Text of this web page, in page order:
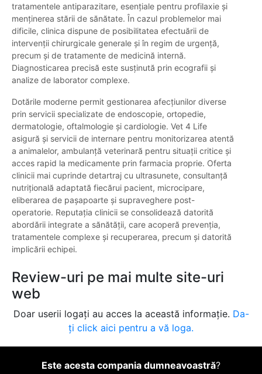
tratamentele antiparazitare, esențiale pentru profilaxie și
menținerea stării de sănătate. În cazul problemelor mai
dificile, clinica dispune de posibilitatea efectuării de
intervenții chirurgicale generale și în regim de urgență,
precum și de tratamente de medicină internă.
Diagnosticarea precisă este susținută prin ecografii și
analize de laborator complexe.
Dotările moderne permit gestionarea afecțiunilor diverse
prin servicii specializate de endoscopie, ortopedie,
dermatologie, oftalmologie și cardiologie. Vet 4 Life
asigură și servicii de internare pentru monitorizarea atentă
a animalelor, ambulanță veterinară pentru situații critice și
acces rapid la medicamente prin farmacia proprie. Oferta
clinicii mai cuprinde detartraj cu ultrasunete, consultanță
nutrițională adaptată fiecărui pacient, microcipare,
eliberarea de pașapoarte și supraveghere post-
operatorie. Reputația clinicii se consolidează datorită
abordării integrate a sănătății, care acoperă prevenția,
tratamentele complexe și recuperarea, precum și datorită
implicării echipei.
Review-uri pe mai multe site-uri
web
Doar userii logați au acces la această informație. Da-
ți click aici pentru a vă loga.
Este acesta compania dumneavoastră?